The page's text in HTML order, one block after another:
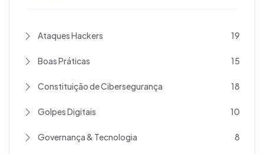
Ataques Hackers 19
Boas Práticas 15
Constituição de Cibersegurança 18
Golpes Digitais 10
Governança & Tecnologia 8